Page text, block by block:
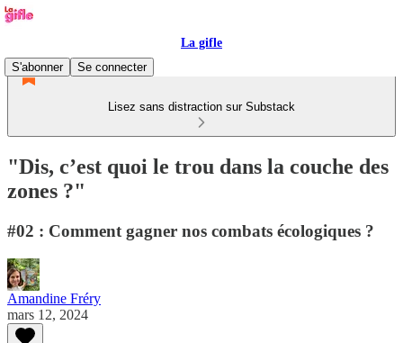
La gifle
S'abonner
Se connecter
Lisez sans distraction sur Substack
"Dis, c’est quoi le trou dans la couche des
zones ?"
#02 : Comment gagner nos combats écologiques ?
Amandine Fréry
mars 12, 2024